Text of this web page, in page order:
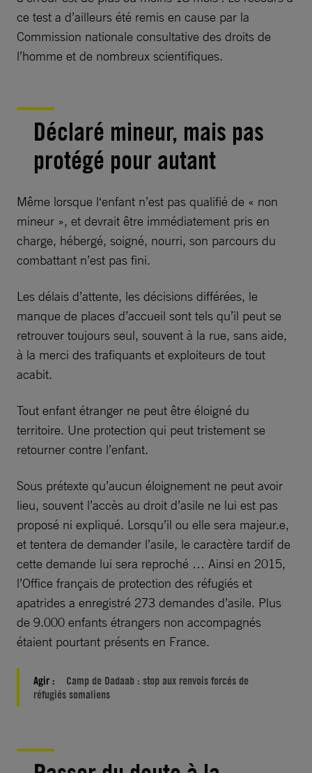
ce test a d’ailleurs été remis en cause par la
Commission nationale consultative des droits de
l’homme et de nombreux scientifiques.
Déclaré mineur, mais pas
protégé pour autant
Même lorsque l‘enfant n’est pas qualifié de « non
mineur », et devrait être immédiatement pris en
charge, hébergé, soigné, nourri, son parcours du
combattant n’est pas fini.
Les délais d’attente, les décisions différées, le
manque de places d’accueil sont tels qu’il peut se
retrouver toujours seul, souvent à la rue, sans aide,
à la merci des trafiquants et exploiteurs de tout
acabit.
Tout enfant étranger ne peut être éloigné du
territoire. Une protection qui peut tristement se
retourner contre l’enfant.
Sous prétexte qu’aucun éloignement ne peut avoir
lieu, souvent l’accès au droit d’asile ne lui est pas
proposé ni expliqué. Lorsqu’il ou elle sera majeur.e,
et tentera de demander l’asile, le caractère tardif de
cette demande lui sera reproché … Ainsi en 2015,
l’Office français de protection des réfugiés et
apatrides a enregistré 273 demandes d’asile. Plus
de 9.000 enfants étrangers non accompagnés
étaient pourtant présents en France.
Agir :
Camp de Dadaab : stop aux renvois forcés de
réfugiés somaliens